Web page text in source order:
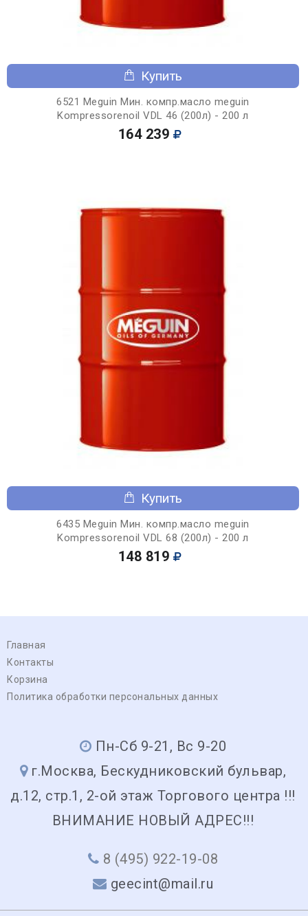
Купить
6521 Meguin Мин. компр.масло meguin
Kompressorenoil VDL 46 (200л) - 200 л
164 239
Купить
6435 Meguin Мин. компр.масло meguin
Kompressorenoil VDL 68 (200л) - 200 л
148 819
Главная
Контакты
Корзина
Политика обработки персональных данных
Пн-Сб 9-21, Вс 9-20
г.Москва, Бескудниковский бульвар,
д.12, стр.1, 2-ой этаж Торгового центра !!!
ВНИМАНИЕ НОВЫЙ АДРЕС!!!
8 (495) 922-19-08
geecint@mail.ru